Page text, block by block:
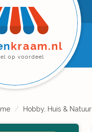
kraam.nl
op voordeel
Hobby, Huis & Natuur